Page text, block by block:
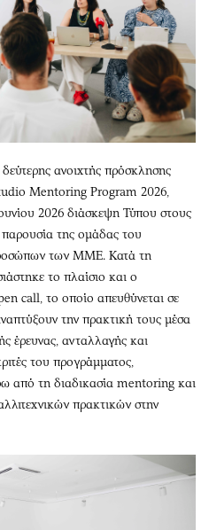
ανοιχτής πρόσκλησης
Mentoring Program 2026,
2026 διάσκεψη Τύπου στους
της ομάδας του
των ΜΜΕ. Κατά τη
το πλαίσιο και ο
call, το οποίο απευθύνεται σε
την πρακτική τους μέσα
έρευνας, ανταλλαγής και
του προγράμματος,
από τη διαδικασία mentoring και
πρακτικών στην